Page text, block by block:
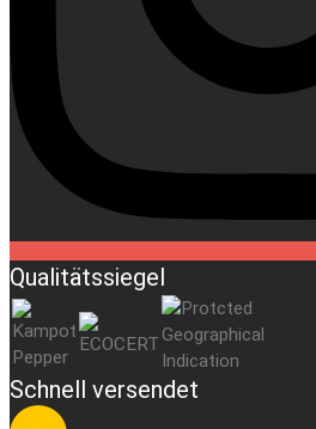
Qualitätssiegel
Schnell versendet